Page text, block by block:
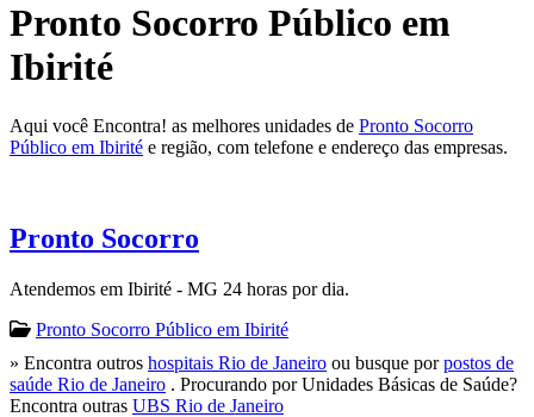
Pronto Socorro Público em
Ibirité
Aqui você Encontra! as melhores unidades de Pronto Socorro
Público em Ibirité e região, com telefone e endereço das empresas.
Pronto Socorro
Atendemos em Ibirité - MG 24 horas por dia.
Pronto Socorro Público em Ibirité
» Encontra outros hospitais Rio de Janeiro ou busque porpostos de
saúde Rio de Janeiro . Procurando por Unidades Básicas de Saúde?
Encontra outras UBS Rio de Janeiro